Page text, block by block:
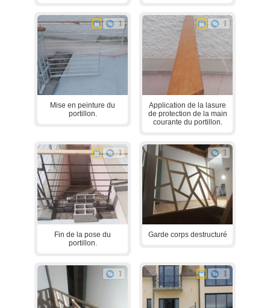
1
Mise en peinture du
portillon.
1
Application de la lasure
de protection de la main
courante du portillon.
1
Fin de la pose du
portillon.
1
Garde corps destructuré
1 1